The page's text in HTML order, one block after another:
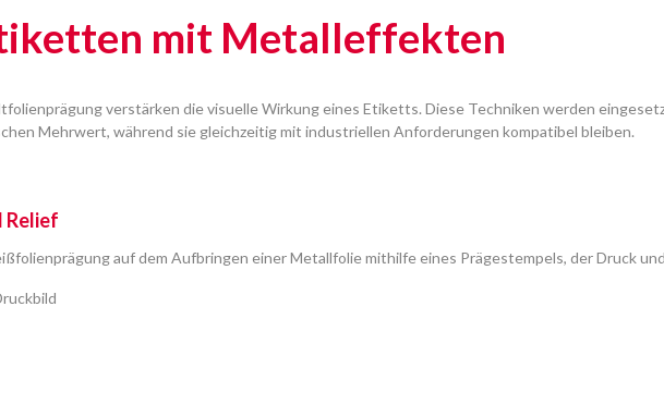
mit Metalleffekten
verstärken die visuelle Wirkung eines Etiketts. Diese Techniken werden
Mehrwert, während sie gleichzeitig mit industriellen Anforderungen kompatibel bleiben.
Relief
auf dem Aufbringen einer Metallfolie mithilfe eines Prägestempels, der Druck